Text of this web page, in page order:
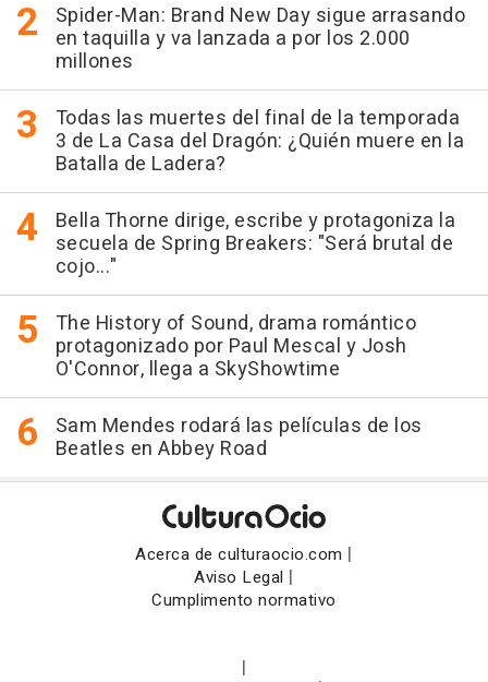
Spider-Man: Brand New Day sigue arrasando
en taquilla y va lanzada a por los 2.000
millones
Todas las muertes del final de la temporada
3 de La Casa del Dragón: ¿Quién muere en la
Batalla de Ladera?
Bella Thorne dirige, escribe y protagoniza la
secuela de Spring Breakers: "Será brutal de
cojo..."
The History of Sound, drama romántico
protagonizado por Paul Mescal y Josh
O'Connor, llega a SkyShowtime
Sam Mendes rodará las películas de los
Beatles en Abbey Road
Acerca de culturaocio.com |
Aviso Legal |
Cumplimento normativo
|